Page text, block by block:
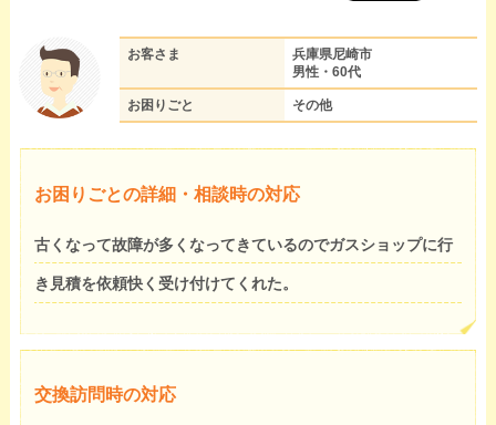
お客さま
兵庫県尼崎市
男性・60代
お困りごと その他
お困りごとの詳細・相談時の対応
古くなって故障が多くなってきているのでガスショップに行
き見積を依頼快く受け付けてくれた。
交換訪問時の対応